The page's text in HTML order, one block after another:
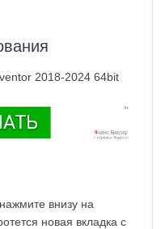
2018-2024 64bit
внизу на
новая вкладка с